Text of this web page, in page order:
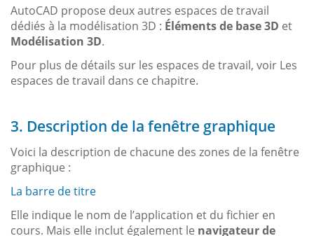
AutoCAD propose deux autres espaces de travail
dédiés à la modélisation 3D : Éléments de base 3D et
Modélisation 3D.
Pour plus de détails sur les espaces de travail, voir Les
espaces de travail dans ce chapitre.
3. Description de la fenêtre graphique
Voici la description de chacune des zones de la fenêtre
graphique :
La barre de titre
Elle indique le nom de l’application et du fichier en
cours. Mais elle inclut également le navigateur de